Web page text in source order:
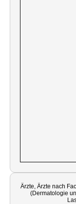
Ärzte, Ärzte nach
(Dermatologie